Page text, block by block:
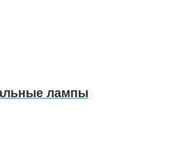
лампы